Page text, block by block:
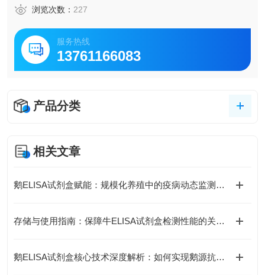
子、趋化因子、生长因子、基质金属蛋白酶、脂肪因子等。
浏览次数： 227
服务热线
13761166083
产品分类
相关文章
鹅ELISA试剂盒赋能：规模化养殖中的疫病动态监测体系
存储与使用指南：保障牛ELISA试剂盒检测性能的关键措施
鹅ELISA试剂盒核心技术深度解析：如何实现鹅源抗体与抗原的高特异性检测及精准定量分析？